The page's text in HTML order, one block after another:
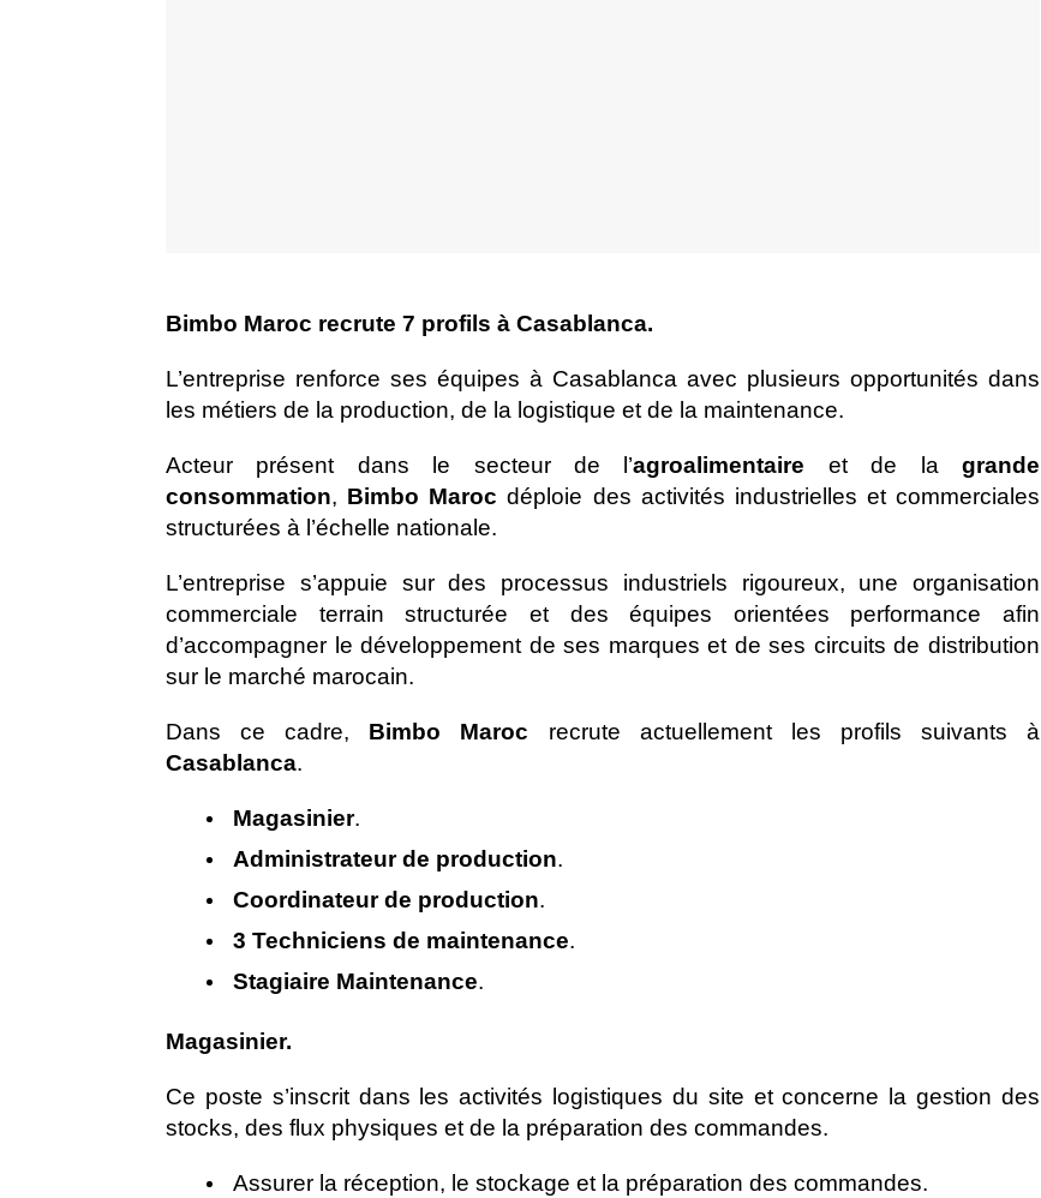
Bimbo Maroc recrute 7 profils à Casablanca.
L’entreprise renforce ses équipes à Casablanca avec plusieurs opportunités dans
les métiers de la production, de la logistique et de la maintenance.
Acteur présent dans le secteur de l’agroalimentaire et de lagrande
consommation, Bimbo Maroc déploie des activités industrielles et commerciales
structurées à l’échelle nationale.
L’entreprise s’appuie sur des processus industriels rigoureux, une organisation
commerciale terrain structurée et des équipes orientées performance afin
d’accompagner le développement de ses marques et de ses circuits de distribution
sur le marché marocain.
Dans ce cadre, Bimbo Maroc recrute actuellement les profils suivants à
Casablanca.
Magasinier.
Administrateur de production.
Coordinateur de production.
3 Techniciens de maintenance.
Stagiaire Maintenance.
Magasinier.
Ce poste s’inscrit dans les activités logistiques du site et concerne la gestion des
stocks, des flux physiques et de la préparation des commandes.
Assurer la réception, le stockage et la préparation des commandes.